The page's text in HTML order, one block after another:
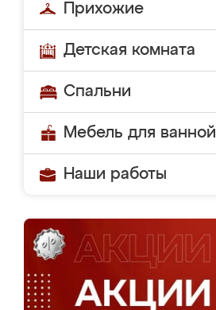
Прихожие
Детская комната
Спальни
Мебель для ванной
Наши работы